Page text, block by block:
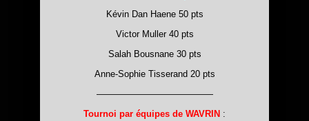
Kévin Dan Haene 50 pts
Victor Muller 40 pts
Salah Bousnane 30 pts
Anne-Sophie Tisserand 20 pts
—————————————
Tournoi par équipes de WAVRIN :